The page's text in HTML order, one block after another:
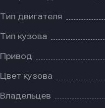
Тип двигателя
Тип кузова
Привод
Цвет кузова
Владельцев